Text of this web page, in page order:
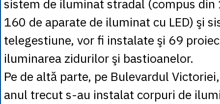
sistem de iluminat stradal (compus din
160 de aparate de iluminat cu LED) şi
telegestiune, vor fi instalate şi 69
iluminarea zidurilor şi bastioanelor.
Pe de altă parte, pe Bulevardul
anul trecut s-au instalat corpuri de